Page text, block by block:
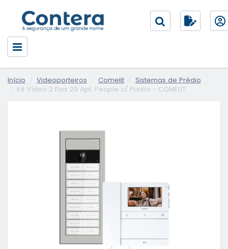
Início Videoporteiros Comelit
Sistemas de Prédio
Kit Vídeo 2 Fios 29 Apt. People c/ Punho - COMELIT